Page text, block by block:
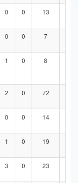
0 0 13
0 0 7
1 0 8
2 0 72
0 0 14
1 0 19
3 0 23